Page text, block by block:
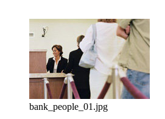
bank_people_01.jpg